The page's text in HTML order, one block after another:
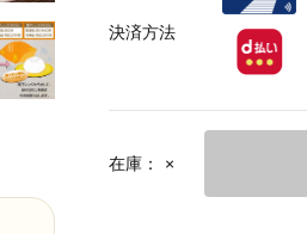
在庫： ×
決済方法